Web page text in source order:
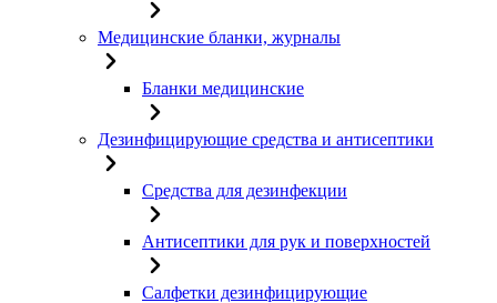
Медицинские бланки, журналы
Бланки медицинские
Дезинфицирующие средства и антисептики
Средства для дезинфекции
Антисептики для рук и поверхностей
Салфетки дезинфицирующие